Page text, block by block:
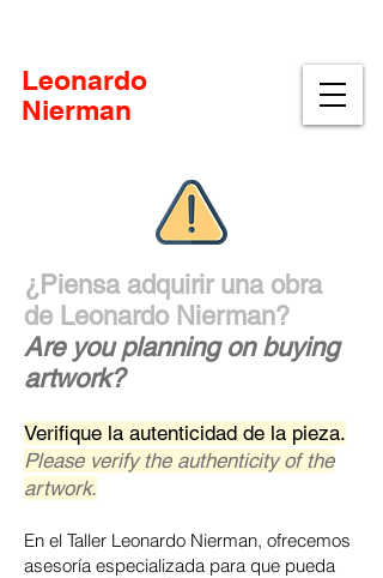
Leonardo
Nierman
¿Piensa adquirir una obra
de Leonardo Nierman?
Are you planning on buying
artwork?
Verifique la autenticidad de la pieza.
Please verify the authenticity of the
artwork.
En el Taller Leonardo Nierman, ofrecemos
asesoría especializada para que pueda